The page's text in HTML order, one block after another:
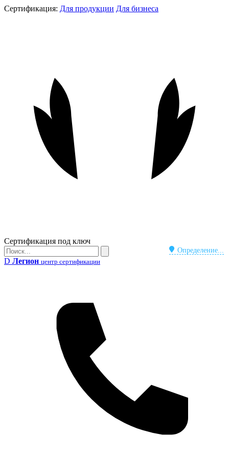
Сертификация: Для продукции Для бизнеса
Бейдж
Сертификация под ключ
Определение...
Поиск
Поиск
D Легион центр сертификации